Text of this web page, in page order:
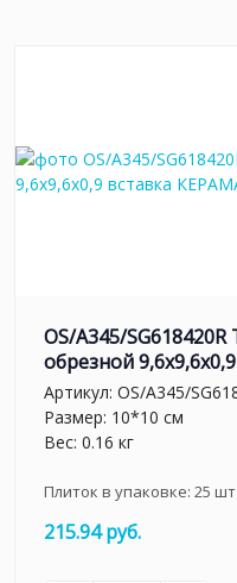
OS/A345/
обрезной
Артикул: OS/A345/
Размер: 10*10 см
Вес: 0.16 кг
Плиток в упаковке: 25 шт
215.94 руб.